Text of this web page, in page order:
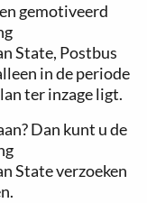
gemotiveerd
State, Postbus
in de periode
ter inzage ligt.
Dan kunt u de
State verzoeken